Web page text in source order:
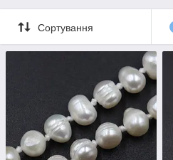
Сортування